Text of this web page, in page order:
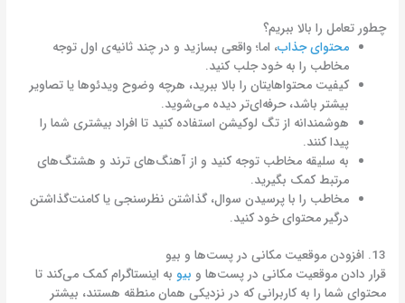
چطور تعامل را بالا ببریم؟
محتوای جذاب، اما؛ واقعی بسازید و در چند ثانیه‌ی اول توجه
مخاطب را به خود جلب کنید.
کیفیت محتواهایتان را بالا ببرید، هرچه وضوح ویدئوها یا تصاویر
بیشتر باشد، حرفه‌ای‌تر دیده می‌شوید.
هوشمندانه از تگ لوکیشن استفاده کنید تا افراد بیشتری شما را
پیدا کنند.
به سلیقه مخاطب توجه کنید و از آهنگ‌های ترند و هشتگ‌های
مرتبط کمک بگیرید.
مخاطب را با پرسیدن سوال، گذاشتن نظرسنجی یا کامنت‌گذاشتن
درگیر محتوای خود کنید.
13. افزودن موقعیت مکانی در پست‌ها و بیو
قرار دادن موقعیت مکانی در پست‌ها و بیو به اینستاگرام کمک می‌کند تا
محتوای شما را به کاربرانی که در نزدیکی همان منطقه هستند، بیشتر